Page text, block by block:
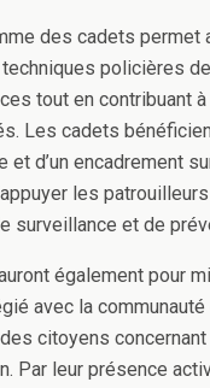
des cadets permet
policières
tout en contribuant
Les cadets
et d’un encadrement
les
surveillance et de
également pour
avec la
citoyens
Par leur présence